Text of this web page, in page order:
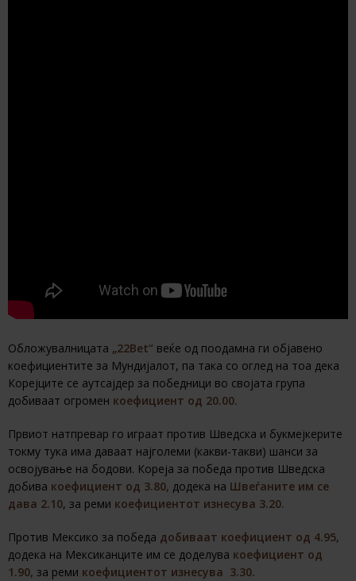
Обложувалницата „22Bet“ веќе од поодамна ги објавено
коефициентите за Мундијалот, па така со оглед на тоа дека
Корејците се аутсајдер за победници во својата група
добиваат огромен коефициент од 20.00.
Првиот натпревар го играат против Шведска и букмејкерите
токму тука има даваат најголеми (какви-такви) шанси за
освојување на бодови. Кореја за победа против Шведска
добива коефициент од 3.80, додека на Швеѓаните им се
дава 2.10, за реми коефициентот изнесува 3.20.
Против Мексико за победа добиваат коефициент од 4.95,
додека на Мексиканците им се доделува коефициент од
1.90, за реми коефициентот изнесува 3.30.